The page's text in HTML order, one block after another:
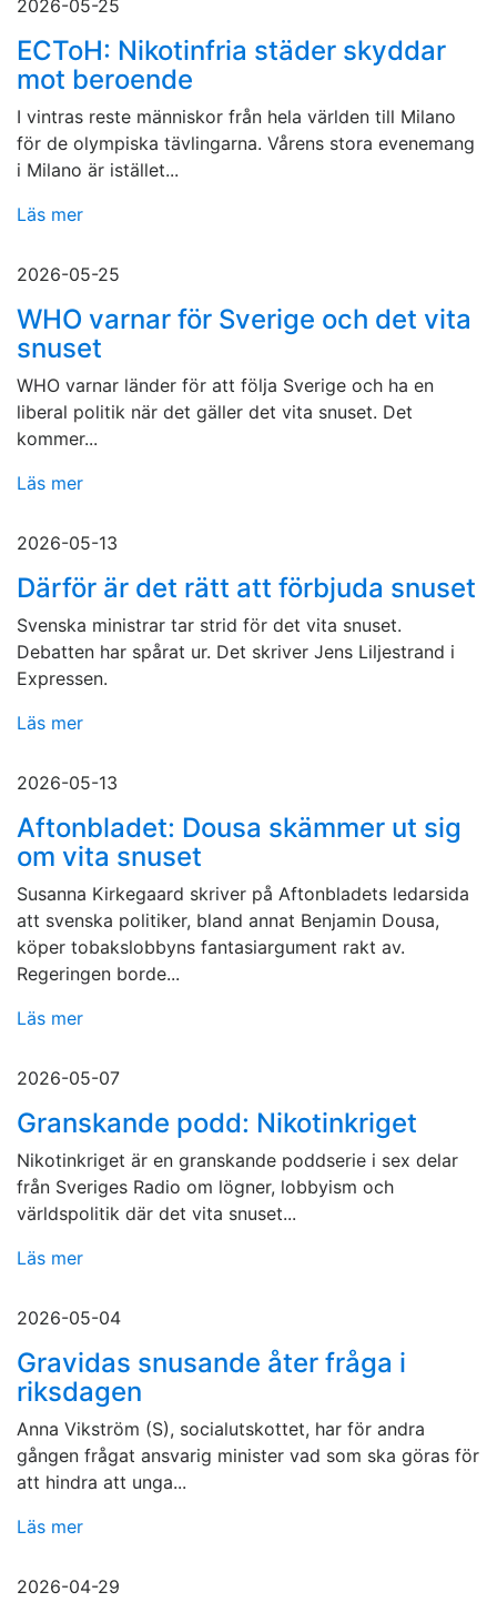
2026-05-25
ECToH: Nikotinfria städer skyddar
mot beroende
I vintras reste människor från hela världen till Milano
för de olympiska tävlingarna. Vårens stora evenemang
i Milano är istället...
Läs mer
2026-05-25
WHO varnar för Sverige och det vita
snuset
WHO varnar länder för att följa Sverige och ha en
liberal politik när det gäller det vita snuset. Det
kommer...
Läs mer
2026-05-13
Därför är det rätt att förbjuda snuset
Svenska ministrar tar strid för det vita snuset.
Debatten har spårat ur. Det skriver Jens Liljestrand i
Expressen.
Läs mer
2026-05-13
Aftonbladet: Dousa skämmer ut sig
om vita snuset
Susanna Kirkegaard skriver på Aftonbladets ledarsida
att svenska politiker, bland annat Benjamin Dousa,
köper tobakslobbyns fantasiargument rakt av.
Regeringen borde...
Läs mer
2026-05-07
Granskande podd: Nikotinkriget
Nikotinkriget är en granskande poddserie i sex delar
från Sveriges Radio om lögner, lobbyism och
världspolitik där det vita snuset...
Läs mer
2026-05-04
Gravidas snusande åter fråga i
riksdagen
Anna Vikström (S), socialutskottet, har för andra
gången frågat ansvarig minister vad som ska göras för
att hindra att unga...
Läs mer
2026-04-29